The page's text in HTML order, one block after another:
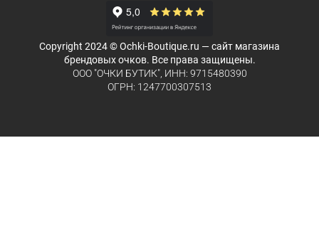
Copyright 2024 © Ochki-Boutique.ru — сайт магазина
брендовых очков. Все права защищены.
ООО "ОЧКИ БУТИК", ИНН: 9715480390
ОГРН: 1247700307513